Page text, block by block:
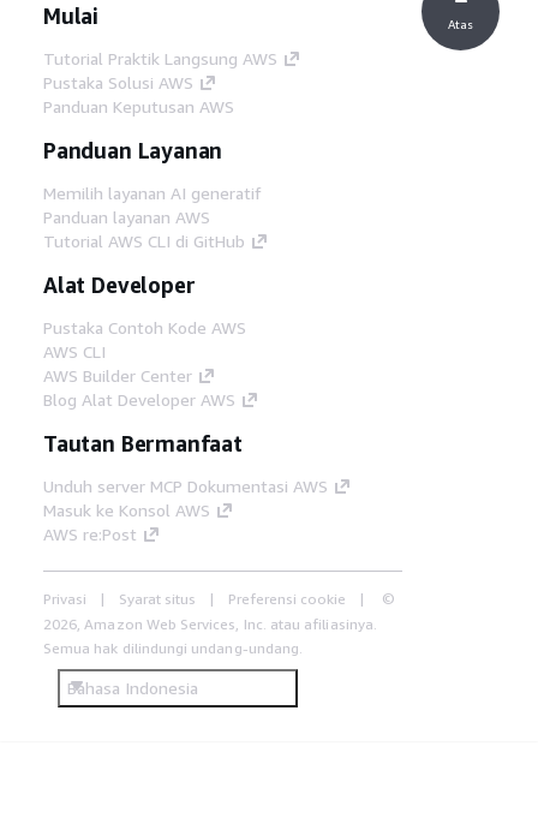
Mulai
Tutorial Praktik Langsung AWS
Pustaka Solusi AWS
Panduan Keputusan AWS
Panduan Layanan
Memilih layanan AI generatif
Panduan layanan AWS
Tutorial AWS CLI di GitHub
Alat Developer
Pustaka Contoh Kode AWS
AWS CLI
AWS Builder Center
Blog Alat Developer AWS
Tautan Bermanfaat
Unduh server MCP Dokumentasi AWS
Masuk ke Konsol AWS
AWS re:Post
Privasi Syarat situs Preferensi cookie
©
2026, Amazon Web Services, Inc. atau afiliasinya.
Semua hak dilindungi undang-undang.
Bahasa Indonesia
Atas